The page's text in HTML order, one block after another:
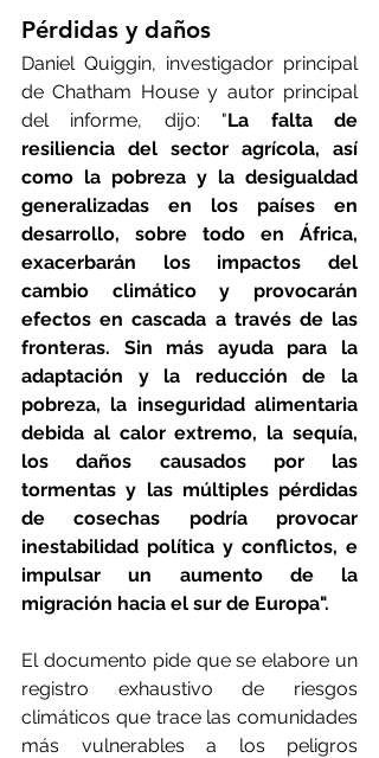
Pérdidas y daños
Daniel Quiggin, investigador principal
de Chatham House y autor principal
del informe, dijo: "La falta de
resiliencia del sector agrícola, así
como la pobreza y la desigualdad
generalizadas en los países en
desarrollo, sobre todo en África,
exacerbarán los impactos del
cambio climático y provocarán
efectos en cascada a través de las
fronteras. Sin más ayuda para la
adaptación y la reducción de la
pobreza, la inseguridad alimentaria
debida al calor extremo, la sequía,
los daños causados por las
tormentas y las múltiples pérdidas
de cosechas podría provocar
inestabilidad política y conflictos, e
impulsar un aumento de la
migración hacia el sur de Europa".
El documento pide que se elabore un
registro exhaustivo de riesgos
climáticos que trace las comunidades
más vulnerables a los peligros